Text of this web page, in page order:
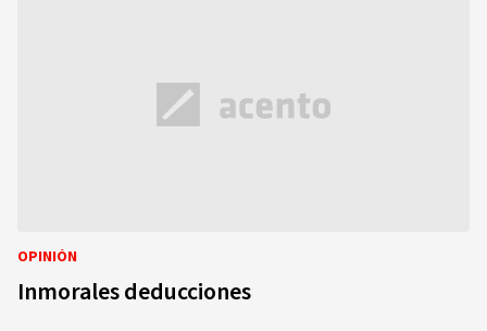
OPINIÓN
Inmorales deducciones